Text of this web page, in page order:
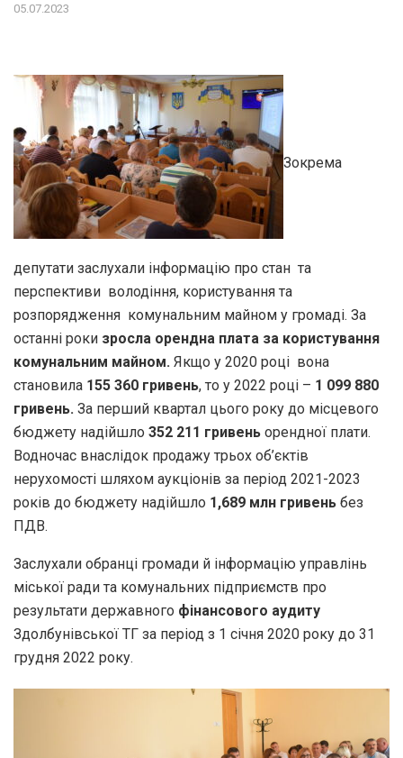
05.07.2023
Зокрема
депутати заслухали інформацію про стан та
перспективи володіння, користування та
розпорядження комунальним майном у громаді. За
останні роки зросла орендна плата за користування
комунальним майном. Якщо у 2020 році вона
становила 155 360 гривень, то у 2022 році – 1 099 880
гривень. За перший квартал цього року до місцевого
бюджету надійшло 352 211 гривень орендної плати.
Водночас внаслідок продажу трьох об’єктів
нерухомості шляхом аукціонів за період 2021-2023
років до бюджету надійшло 1,689 млн гривень без
ПДВ.
Заслухали обранці громади й інформацію управлінь
міської ради та комунальних підприємств про
результати державного фінансового аудиту
Здолбунівської ТГ за період з 1 січня 2020 року до 31
грудня 2022 року.